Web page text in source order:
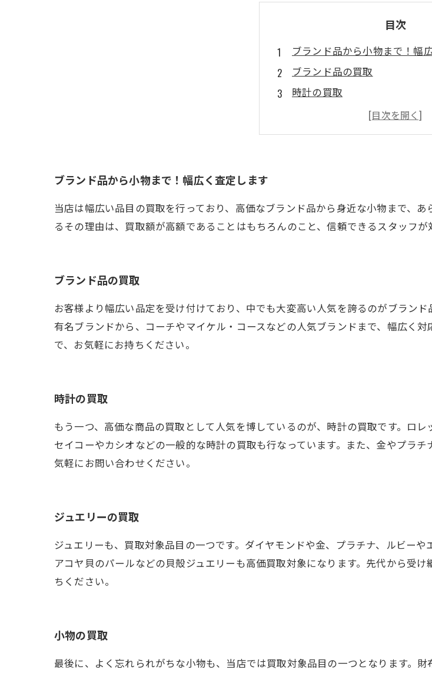
目次
ブランド品から小物まで！幅
ブランド品の買取
時計の買取
ジュエリーの買取
小物の買取
ブランド品から小物まで！幅広く査定します
当店は幅広い品目の買取を行っており、高価なブランド品から身近な小物まで、
るその理由は、買取額が高額であることはもちろんのこと、信頼できるスタッフが
ブランド品の買取
お客様より幅広い品定を受け付けており、中でも大変高い人気を誇るのがブラン
有名ブランドから、コーチやマイケル・コースなどの人気ブランドまで、幅広く
で、お気軽にお持ちください。
時計の買取
もう一つ、高価な商品の買取として人気を博しているのが、時計の買取です。ロ
セイコーやカシオなどの一般的な時計の買取も行なっています。また、金やプラ
気軽にお問い合わせください。
ジュエリーの買取
ジュエリーも、買取対象品目の一つです。ダイヤモンドや金、プラチナ、ルビー
アコヤ貝のパールなどの貝殻ジュエリーも高価買取対象になります。先代から受
ちください。
小物の買取
最後に、よく忘れられがちな小物も、当店では買取対象品目の一つとなります。